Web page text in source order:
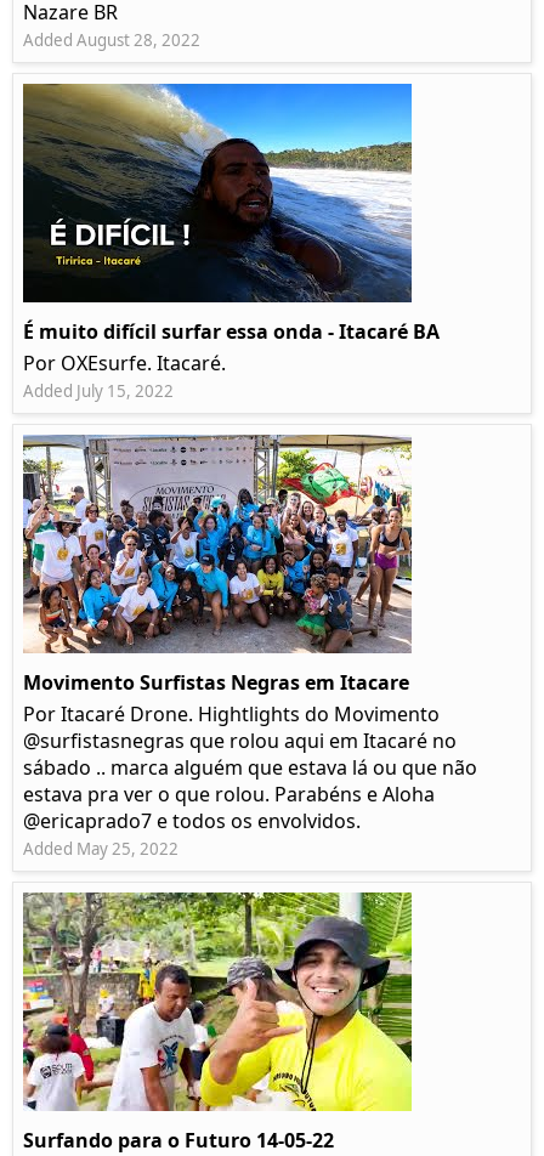
Nazare BR
Added August 28, 2022
É muito difícil surfar essa onda - Itacaré BA
Por OXEsurfe. Itacaré.
Added July 15, 2022
Movimento Surfistas Negras em Itacare
Por Itacaré Drone. Hightlights do Movimento
@surfistasnegras que rolou aqui em Itacaré no
sábado .. marca alguém que estava lá ou que não
estava pra ver o que rolou. Parabéns e Aloha
@ericaprado7 e todos os envolvidos.
Added May 25, 2022
Surfando para o Futuro 14-05-22